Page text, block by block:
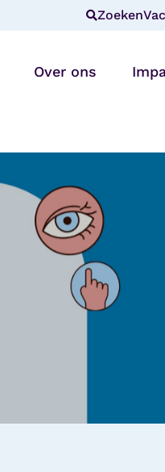
Zoeken
Over ons
ANBI
CBF-erkenning
In de media